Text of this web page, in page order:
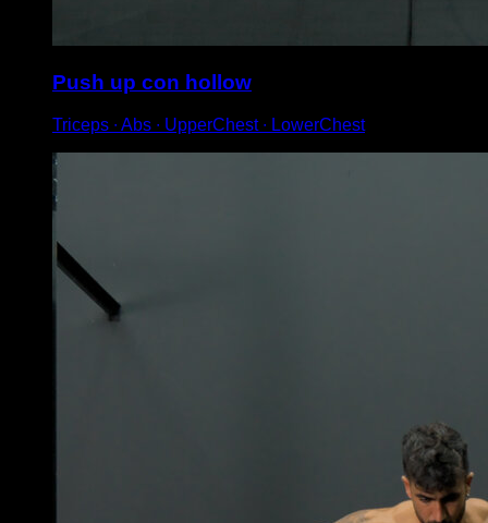
Push up con hollow
Triceps ∙ Abs ∙ UpperChest ∙ LowerChest